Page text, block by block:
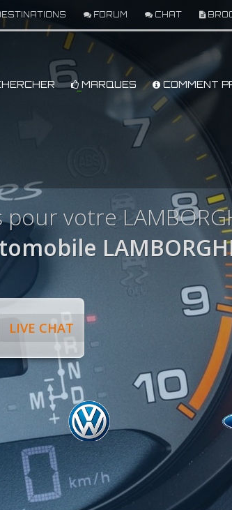
FORUM CHAT
MARQUES COMMENT
pour votre
LIVE CHAT